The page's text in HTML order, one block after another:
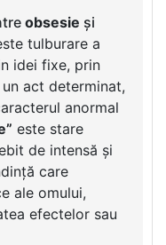
obsesie și
tulburare a
idei fixe, prin
act determinat,
anormal
este stare
de intensă și
care
ale omului,
efectelor sau